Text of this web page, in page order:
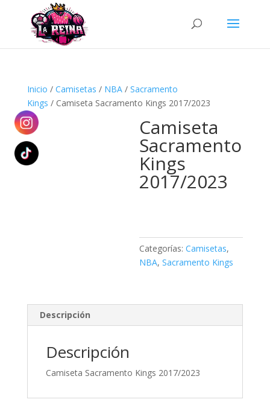
Búsqueda
productos
Inicio / Camisetas / NBA/ Sacramento
Kings / Camiseta Sacramento Kings 2017/2023
Camiseta
Sacramento
Kings
2017/2023
Categorías:Camisetas,
NBA,Sacramento Kings
Descripción
Descripción
Camiseta Sacramento Kings 2017/2023